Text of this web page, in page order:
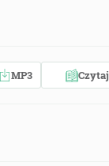
MP3 Czytaj